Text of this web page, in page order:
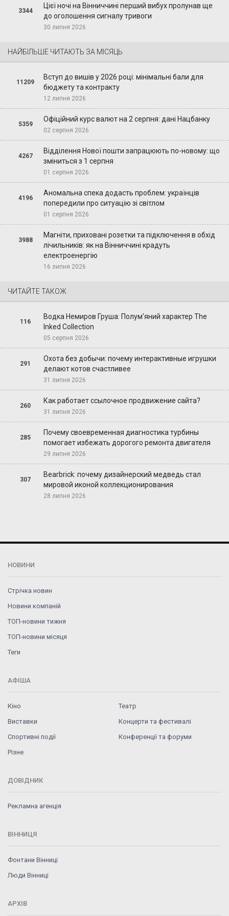
3344
Цієї ночі на Вінниччині перший вибух пролунав ще
до оголошення сигналу тривоги
30 липня 2026
НАЙБІЛЬШЕ ЧИТАЮТЬ ЗА МІСЯЦЬ
11209
Вступ до вишів у 2026 році: мінімальні бали для
бюджету та контракту
12 липня 2026
5359
Офіційний курс валют на 2 серпня: дані Нацбанку
02 серпня 2026
4267
Відділення Нової пошти запрацюють по-новому: що
зміниться з 1 серпня
01 серпня 2026
4196
Аномальна спека додасть проблем: українців
попередили про ситуацію зі світлом
01 серпня 2026
3988
Магніти, приховані розетки та підключення в обхід
лічильників: як на Вінниччині крадуть
електроенергію
16 липня 2026
ЧИТАЙТЕ ТАКОЖ
116
Водка Немиров Груша: Полум'яний характер The
Inked Collection
05 серпня 2026
291
Охота без добычи: почему интерактивные игрушки
делают котов счастливее
31 липня 2026
260
Как работает ссылочное продвижение сайта?
31 липня 2026
285
Почему своевременная диагностика турбины
помогает избежать дорогого ремонта двигателя
29 липня 2026
307
Bearbrick: почему дизайнерский медведь стал
мировой иконой коллекционирования
28 липня 2026
НОВИНИ
Стрічка новин
Новини компаній
ТОП-новини тижня
ТОП-новини місяця
Теги
АФІША
Кіно
Театр
Виставки
Концерти та фестивалі
Спортивні події
Конференції та форуми
Різне
ДОВІДНИК
Рекламна агенція
ВІННИЦЯ
Фонтани Вінниці
Люди Вінниці
АРХІВ